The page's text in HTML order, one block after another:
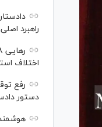
راهبرد
اختلاف
دستور